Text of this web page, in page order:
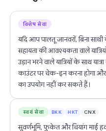
विशेष सेवा
यदि आप पालतू जानवरों, बिना साथी
सहायता की आवश्यकता वाले
उड़ान भरने वाले यात्रियों के साथ
काउंटर पर चेक-इन करना होगा
का उपयोग नहीं कर सकते हैं।
स्वयं सेवा BKK HKT CNX
सुवर्णभूमि, फुकेत और चियांग माई